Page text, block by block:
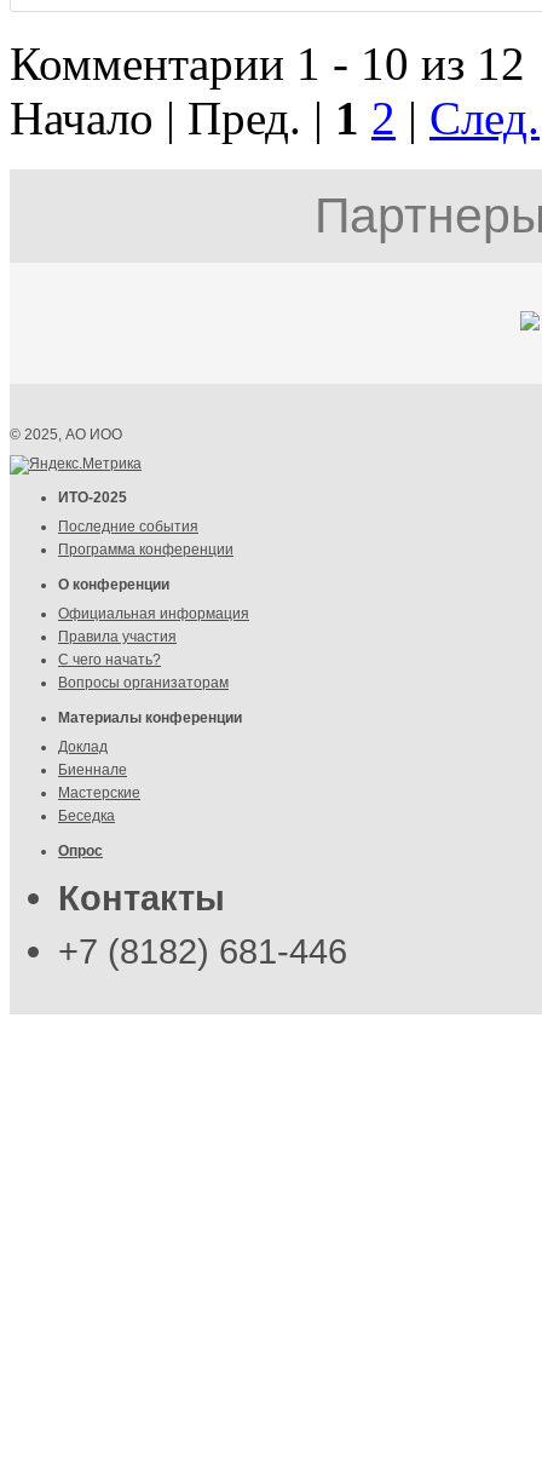
Комментарии 1 - 10 из 12
Начало | Пред. | 1 2 | След.
© 2025, АО ИОО
ИТО-2025
Последние события
Программа конференции
О конференции
Официальная информация
Правила участия
С чего начать?
Вопросы организаторам
Материалы конференции
Доклад
Биеннале
Мастерские
Беседка
Опрос
Контакты
+7 (8182) 681-446